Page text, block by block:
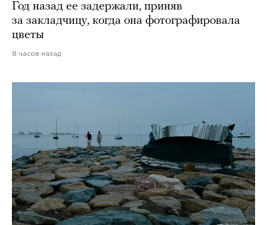
Год назад ее задержали, приняв
за закладчицу, когда она фотографировала
цветы
8 часов назад